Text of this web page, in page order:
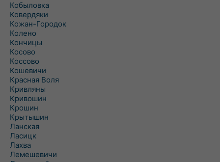
Кобыловка
Ковердяки
Кожан-Городок
Колено
Кончицы
Косово
Коссово
Кошевичи
Красная Воля
Кривляны
Кривошин
Крошин
Крытышин
Ланская
Ласицк
Лахва
Лемешевичи